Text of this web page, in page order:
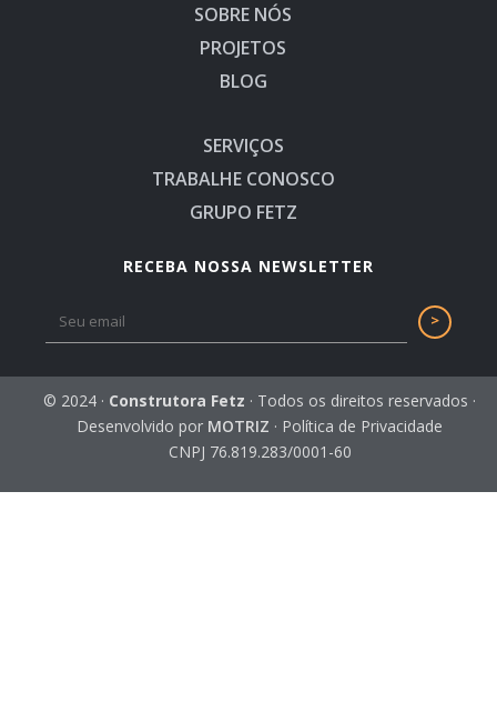
SOBRE NÓS
PROJETOS
BLOG
SERVIÇOS
TRABALHE CONOSCO
GRUPO FETZ
RECEBA NOSSA NEWSLETTER
© 2024 · Construtora Fetz · Todos os direitos reservados ·
Desenvolvido por MOTRIZ · Política de Privacidade
CNPJ 76.819.283/0001-60